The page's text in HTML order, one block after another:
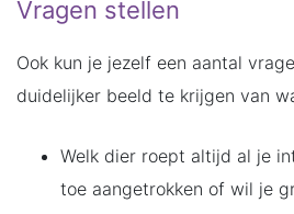
Vragen stellen
Ook kun je jezelf een aantal
duidelijker beeld te krijgen van
Welk dier roept altijd al je
toe aangetrokken of wil je